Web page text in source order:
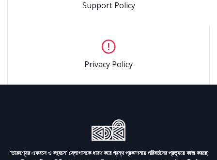
Support Policy
Privacy Policy
‘তারুণ্যের একবচন ও বহুবচন’ স্লোগানকে ধারণ করে গ্রন্থ প্রকাশনায় পরিবর্তনের প্রত্যয়ে কাজ করছে